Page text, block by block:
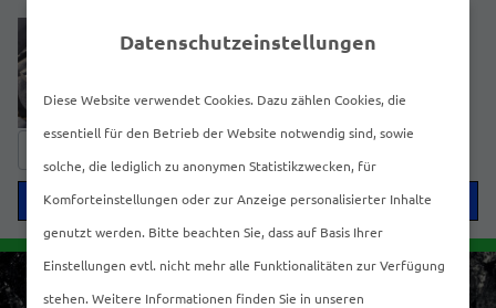
nach:
Menü
Datenschutzeinstellungen
Diese Website verwendet Cookies. Dazu zählen Cookies, die
essentiell für den Betrieb der Website notwendig sind, sowie
solche, die lediglich zu anonymen Statistikzwecken, für
Komforteinstellungen oder zur Anzeige personalisierter Inhalte
genutzt werden. Bitte beachten Sie, dass auf Basis Ihrer
Einstellungen evtl. nicht mehr alle Funktionalitäten zur Verfügung
stehen. Weitere Informationen finden Sie in unseren